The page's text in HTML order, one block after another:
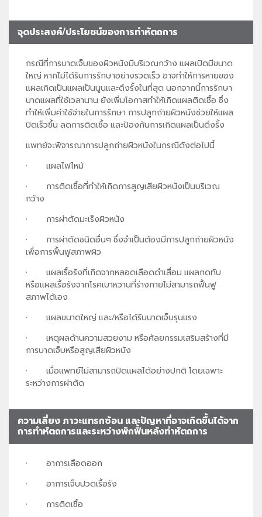
จุดประสงค์/ประโยชน์ของการทำหัตถการ
กรณีที่การบาดเจ็บของผิวหนังมีบริเวณกว้าง แผลเปิดมีขนาด
ใหญ่ หากไม่ได้รับการรักษาอย่างรวดเร็ว อาจทำให้การหายของ
แผลเกิดเป็นแผลเป็นนูนและดึงรั้งในที่สุด นอกจากนี้การรักษา
บาดแผลที่ใช้เวลานาน ยังเพิ่มโอกาสทำให้เกิดแผลติดเชื้อ ซึ่ง
ทำให้เพิ่มค่าใช้จ่ายในการรักษา การปลูกถ่ายผิวหนังช่วยให้แผล
ปิดเร็วขึ้น ลดการติดเชื้อ และป้องกันการเกิดแผลเป็นดึงรั้ง
แพทย์จะพิจารณาการปลูกถ่ายผิวหนังในกรณีดังต่อไปนี้
· แผลไฟไหม้
· การติดเชื้อที่ทำให้เกิดการสูญเสียผิวหนังเป็นบริเวณ
กว้าง
· การผ่าตัดมะเร็งผิวหนัง
· การผ่าตัดชนิดอื่นๆ ซึ่งจำเป็นต้องมีการปลูกถ่ายผิวหนัง
เพื่อการฟื้นฟูสภาพผิว
· แผลเรื้อรังที่เกิดจากหลอดเลือดดำเสื่อม แผลกดทับ
หรือแผลเรื้อรังจากโรคเบาหวานที่ร่างกายไม่สามารถฟื้นฟู
สภาพได้เอง
· แผลขนาดใหญ่ และ/หรือได้รับบาดเจ็บรุนแรง
· เหตุผลด้านความสวยงาม หรือศัลยกรรมเสริมสร้างที่มี
การบาดเจ็บหรือสูญเสียผิวหนัง
· เมื่อแพทย์ไม่สามารถปิดแผลได้อย่างปกติ โดยเฉพาะ
ระหว่างการผ่าตัด
ความเสี่ยง ภาวะแทรกซ้อน และปัญหาที่อาจเกิดขึ้นได้จาก
การทำหัตถการและระหว่างพักฟื้นหลังทำหัตถการ
· อาการเลือดออก
· อาการเจ็บปวดเรื้อรัง
· การติดเชื้อ